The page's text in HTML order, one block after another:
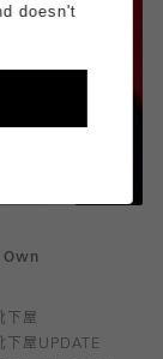
Own
下屋
下屋UPDATE
doesn't